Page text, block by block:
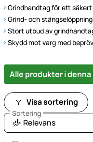
Grindhandtag för ett
Grind- och
Stort utbud av
Skydd mot varg med
Alle produkter i
Visa sortering
Sortering
Relevans